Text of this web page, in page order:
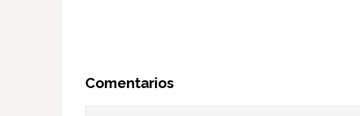
Comentarios